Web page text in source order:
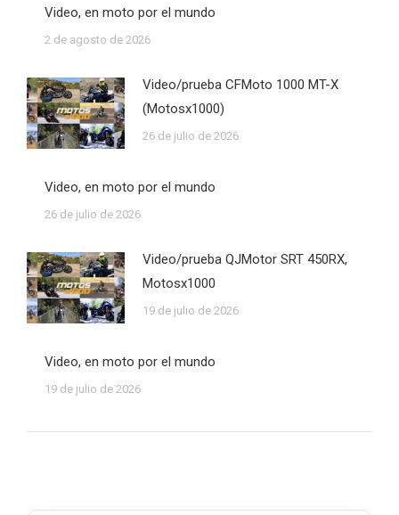
Video, en moto por el mundo
2 de agosto de 2026
Video/prueba CFMoto 1000 MT-X
(Motosx1000)
26 de julio de 2026
Video, en moto por el mundo
26 de julio de 2026
Video/prueba QJMotor SRT 450RX,
Motosx1000
19 de julio de 2026
Video, en moto por el mundo
19 de julio de 2026